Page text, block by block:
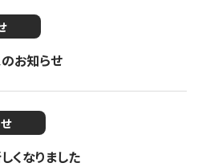
のお知らせ
くなりました